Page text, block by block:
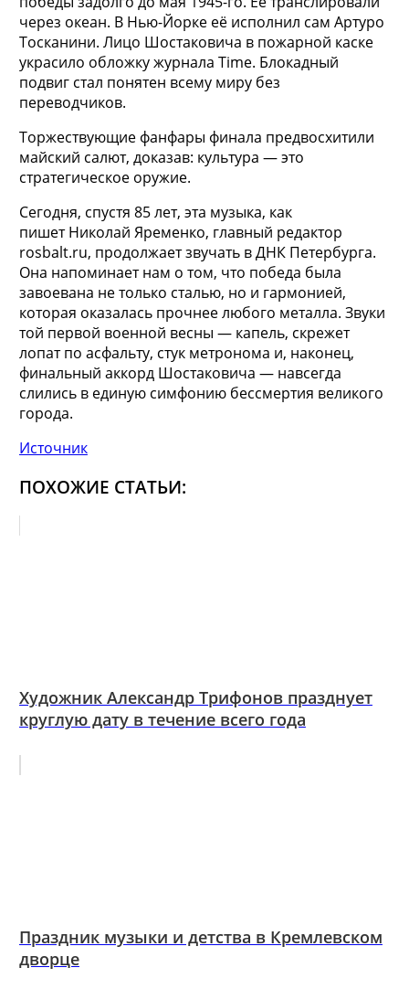
через океан. В Нью-Йорке её исполнил сам Артуро
Тосканини. Лицо Шостаковича в пожарной каске
украсило обложку журнала Time. Блокадный
подвиг стал понятен всему миру без
переводчиков.
Торжествующие фанфары финала предвосхитили
майский салют, доказав: культура — это
стратегическое оружие.
Сегодня, спустя 85 лет, эта музыка, как
пишетНиколай Яременко, главный редактор
rosbalt.ru, продолжает звучать в ДНК Петербурга.
Она напоминает нам о том, что победа была
завоевана не только сталью, но и гармонией,
которая оказалась прочнее любого металла. Звуки
той первой военной весны — капель, скрежет
лопат по асфальту, стук метронома и, наконец,
финальный аккорд Шостаковича — навсегда
слились в единую симфонию бессмертия великого
города.
Источник
ПОХОЖИЕ СТАТЬИ:
Художник Александр Трифонов празднует
круглую дату в течение всего года
Праздник музыки и детства в Кремлевском
дворце